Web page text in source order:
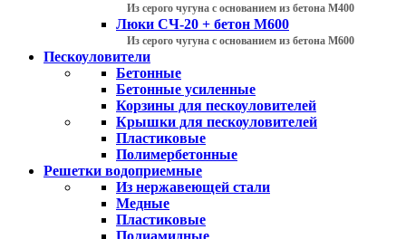
Из серого чугуна с основанием из бетона М400
Люки СЧ-20 + бетон М600
Из серого чугуна с основанием из бетона М600
Пескоуловители
Бетонные
Бетонные усиленные
Корзины для пескоуловителей
Крышки для пескоуловителей
Пластиковые
Полимербетонные
Решетки водоприемные
Из нержавеющей стали
Медные
Пластиковые
Полиамидные